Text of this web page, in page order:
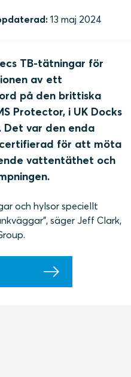
13 maj 2024
TB-tätningar för
av ett
på den brittiska
Protector, i UK Docks
Det var den enda
certifierad för att möta
vattentäthet och
och hylsor speciellt
säger Jeff Clark,